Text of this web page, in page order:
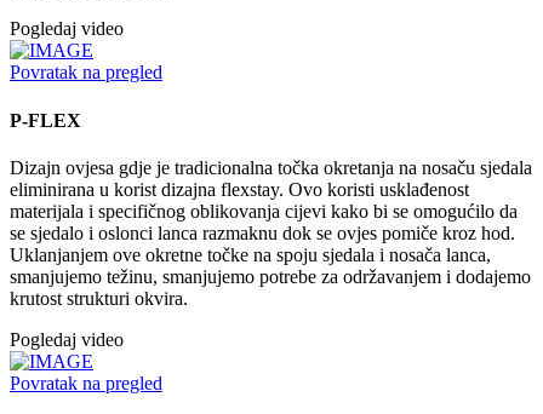
Pogledaj video
Povratak na pregled
P-FLEX
Dizajn ovjesa gdje je tradicionalna točka okretanja na nosaču sjedala
eliminirana u korist dizajna flexstay. Ovo koristi usklađenost
materijala i specifičnog oblikovanja cijevi kako bi se omogućilo da
se sjedalo i oslonci lanca razmaknu dok se ovjes pomiče kroz hod.
Uklanjanjem ove okretne točke na spoju sjedala i nosača lanca,
smanjujemo težinu, smanjujemo potrebe za održavanjem i dodajemo
krutost strukturi okvira.
Pogledaj video
Povratak na pregled